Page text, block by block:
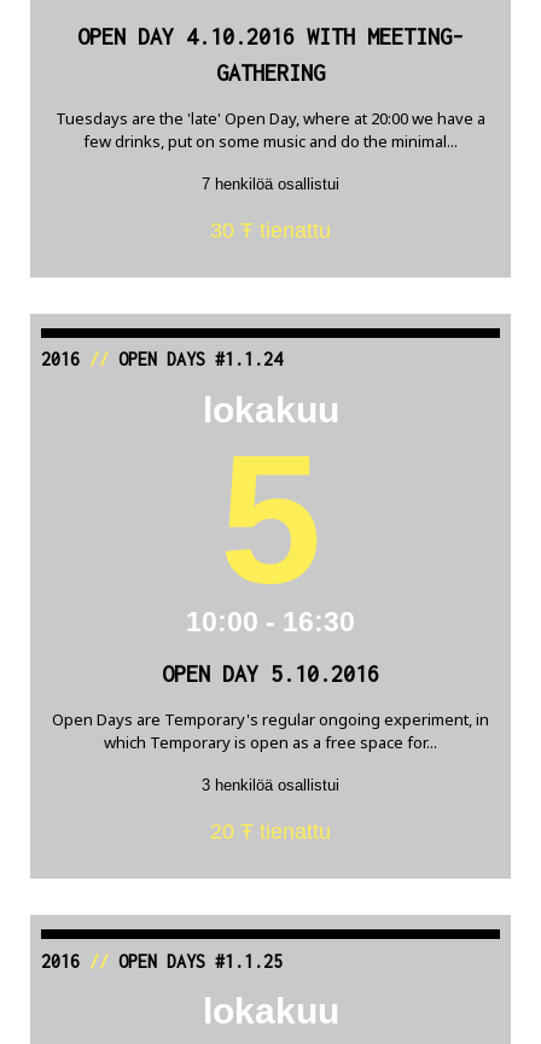
OPEN DAY 4.10.2016 WITH MEETING-
GATHERING
Tuesdays are the 'late' Open Day, where at 20:00 we have a
few drinks, put on some music and do the minimal...
7 henkilöä osallistui
30 Ŧ tienattu
2016// OPEN DAYS #1.1.24
lokakuu
5
10:00 - 16:30
OPEN DAY 5.10.2016
Open Days are Temporary's regular ongoing experiment, in
which Temporary is open as a free space for...
3 henkilöä osallistui
20 Ŧ tienattu
2016// OPEN DAYS #1.1.25
lokakuu